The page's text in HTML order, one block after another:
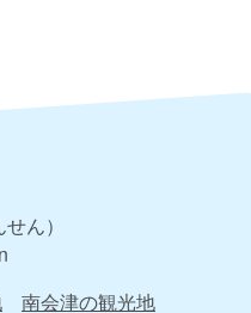
ん）
南会津の観光地